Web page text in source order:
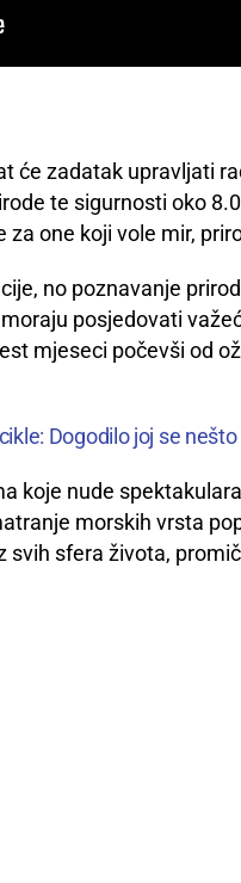
će zadatak upravljati
te sigurnosti oko
one koji vole mir,
no poznavanje
posjedovati
mjeseci počevši od
Dogodilo joj se
koje nude
morskih vrsta
svih sfera života,